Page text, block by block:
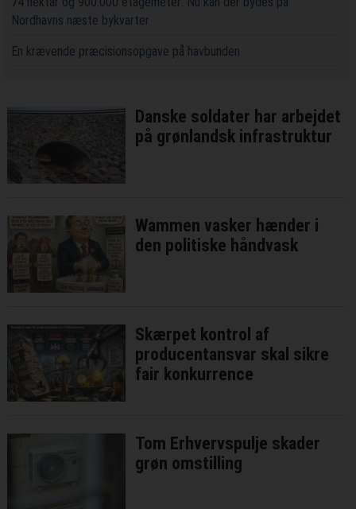
Nordhavns næste bykvarter
En krævende præcisionsopgave på havbunden
Danske soldater har arbejdet
på grønlandsk infrastruktur
Wammen vasker hænder i
den politiske håndvask
Skærpet kontrol af
producentansvar skal sikre
fair konkurrence
Tom Erhvervspulje skader
grøn omstilling